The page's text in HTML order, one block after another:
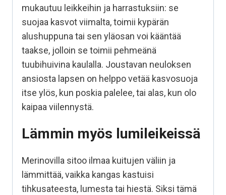
mukautuu leikkeihin ja harrastuksiin: se
suojaa kasvot viimalta, toimii kypärän
alushuppuna tai sen yläosan voi kääntää
taakse, jolloin se toimii pehmeänä
tuubihuivina kaulalla. Joustavan neuloksen
ansiosta lapsen on helppo vetää kasvosuoja
itse ylös, kun poskia palelee, tai alas, kun olo
kaipaa viilennystä.
Lämmin myös lumileikeissä
Merinovilla sitoo ilmaa kuitujen väliin ja
lämmittää, vaikka kangas kastuisi
tihkusateesta, lumesta tai hiestä. Siksi tämä